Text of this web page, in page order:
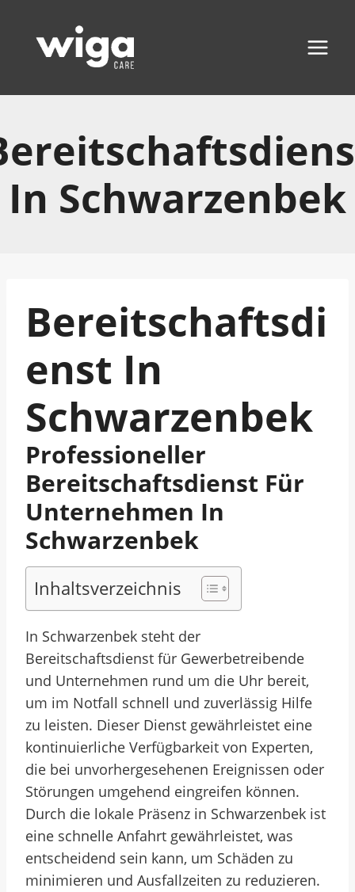
Inhalt
springen
In Schwarzenbek
Bereitschaftsdi
Enst In
Schwarzenbek
Professioneller
Bereitschaftsdienst Für
Unternehmen In
Schwarzenbek
Inhaltsverzeichnis
In Schwarzenbek steht der
Bereitschaftsdienst für Gewerbetreibende
und Unternehmen rund um die Uhr bereit,
um im Notfall schnell und zuverlässig Hilfe
zu leisten. Dieser Dienst gewährleistet eine
kontinuierliche Verfügbarkeit von Experten,
die bei unvorhergesehenen Ereignissen oder
Störungen umgehend eingreifen können.
Durch die lokale Präsenz in Schwarzenbek ist
eine schnelle Anfahrt gewährleistet, was
entscheidend sein kann, um Schäden zu
minimieren und Ausfallzeiten zu reduzieren.